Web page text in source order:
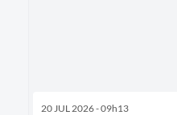
20 JUL 2026 - 09h13